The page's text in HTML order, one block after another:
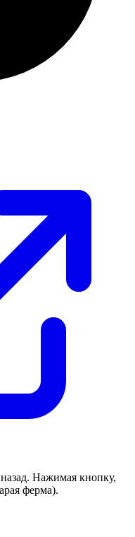
Нажимая кнопку,
ферма).